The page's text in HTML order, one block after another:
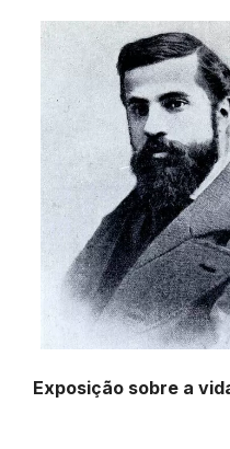
Exposição sobre a